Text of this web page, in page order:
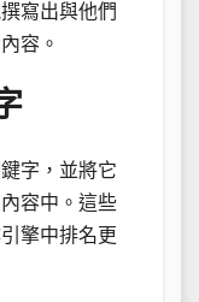
寫出與他們
容。
字，並將它
容中。這些
擎中排名更